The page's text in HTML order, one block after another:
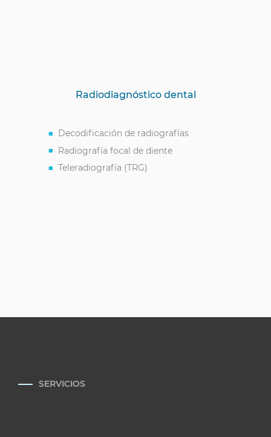
Radiodiagnóstico dental
Decodificación de radiografías
Radiografía focal de diente
Teleradiografía (TRG)
SERVICIOS